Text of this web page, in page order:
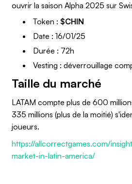
ouvrir la saison Alpha 2025 sur
Token : $CHIN
Date : 16/01/25
Durée : 72h
Vesting : déverrouillage
Taille du marché
LATAM compte plus de 600
335 millions (plus de la moitié)
joueurs.
https://allcorrectgames.com/
market-in-latin-america/